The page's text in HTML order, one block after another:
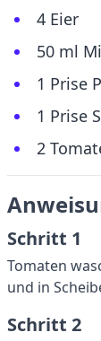
4 Eier
50 ml
1 Prise
1 Prise
2
Schritt 1
Tomaten
und in
Schritt 2